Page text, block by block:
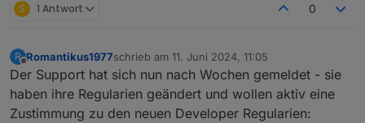
S 1 Antwort 0
R
Offline
Romantikus1977schrieb am 11. Juni 2024, 11:05
zuletzt editiert von
Der Support hat sich nun nach Wochen gemeldet - sie
haben ihre Regularien geändert und wollen aktiv eine
Zustimmung zu den neuen Developer Regularien: